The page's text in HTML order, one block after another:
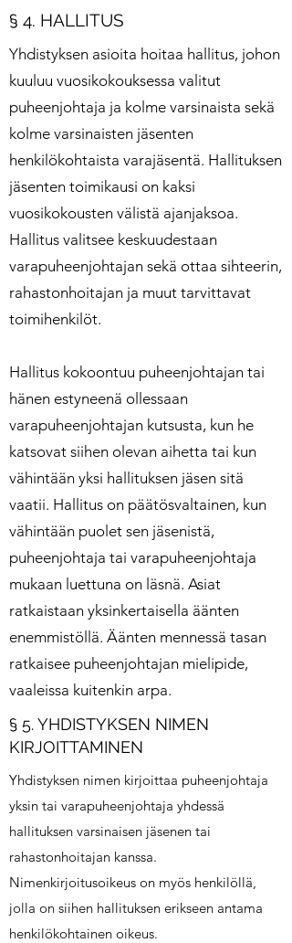
§ 4. HALLITUS
Yhdistyksen asioita hoitaa hallitus, johon
kuuluu vuosikokouksessa valitut
puheenjohtaja ja kolme varsinaista sekä
kolme varsinaisten jäsenten
henkilökohtaista varajäsentä. Hallituksen
jäsenten toimikausi on kaksi
vuosikokousten välistä ajanjaksoa.
Hallitus valitsee keskuudestaan
varapuheenjohtajan sekä ottaa sihteerin,
rahastonhoitajan ja muut tarvittavat
toimihenkilöt.
Hallitus kokoontuu puheenjohtajan tai
hänen estyneenä ollessaan
varapuheenjohtajan kutsusta, kun he
katsovat siihen olevan aihetta tai kun
vähintään yksi hallituksen jäsen sitä
vaatii. Hallitus on päätösvaltainen, kun
vähintään puolet sen jäsenistä,
puheenjohtaja tai varapuheenjohtaja
mukaan luettuna on läsnä. Asiat
ratkaistaan yksinkertaisella äänten
enemmistöllä. Äänten mennessä tasan
ratkaisee puheenjohtajan mielipide,
vaaleissa kuitenkin arpa.
§ 5. YHDISTYKSEN NIMEN
KIRJOITTAMINEN
Yhdistyksen nimen kirjoittaa puheenjohtaja
yksin tai varapuheenjohtaja yhdessä
hallituksen varsinaisen jäsenen tai
rahastonhoitajan kanssa.
Nimenkirjoitusoikeus on myös henkilöllä,
jolla on siihen hallituksen erikseen antama
henkilökohtainen oikeus.